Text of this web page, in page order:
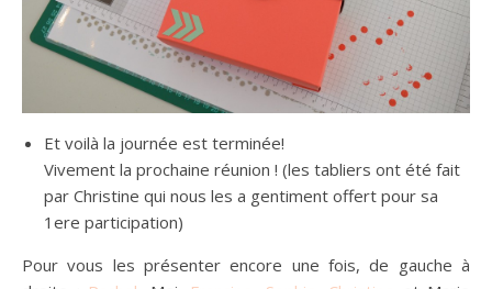
Et voilà la journée est terminée!
Vivement la prochaine réunion ! (les tabliers ont été fait
par Christine qui nous les a gentiment offert pour sa
1ere participation)
Pour vous les présenter encore une fois, de gauche à